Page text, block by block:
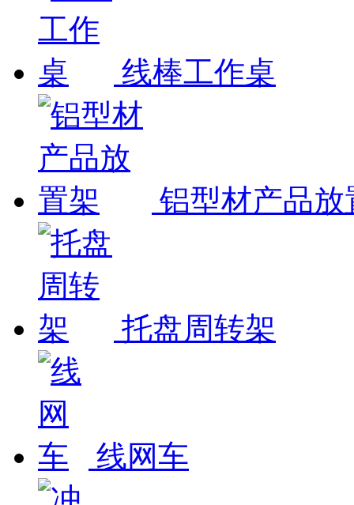
线棒工作桌
铝型材产品放
托盘周转架
线网车